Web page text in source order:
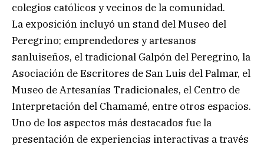
colegios católicos y vecinos de la comunidad.
La exposición incluyó un stand del Museo del
Peregrino; emprendedores y artesanos
sanluiseños, el tradicional Galpón del Peregrino, la
Asociación de Escritores de San Luis del Palmar, el
Museo de Artesanías Tradicionales, el Centro de
Interpretación del Chamamé, entre otros espacios.
Uno de los aspectos más destacados fue la
presentación de experiencias interactivas a través